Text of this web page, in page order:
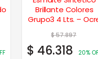
Brillante Colores
Grupo3 4 Lts. –
$57.897
$ 46.318 20%